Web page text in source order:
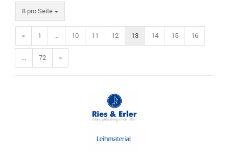
8 pro Seite
« 1 ... 10 11 12 13 14 15 16
... 72 »